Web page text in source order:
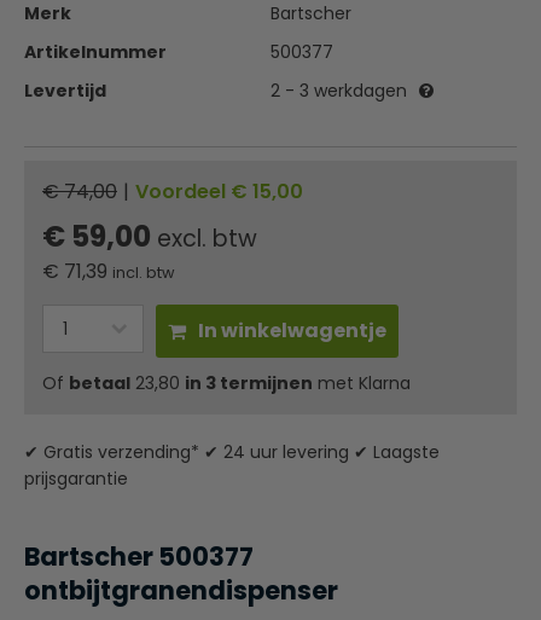
Merk
Bartscher
Artikelnummer
500377
Levertijd
2 - 3 werkdagen
€ 74,00 | Voordeel € 15,00
€ 59,00 excl. btw
€ 71,39 incl. btw
In winkelwagentje
Of betaal 23,80 in 3 termijnen met Klarna
✔ Gratis verzending* ✔ 24 uur levering ✔ Laagste
prijsgarantie
Bartscher 500377
ontbijtgranendispenser